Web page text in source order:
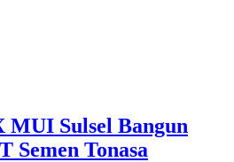
MUI Sulsel Bangun
Semen Tonasa